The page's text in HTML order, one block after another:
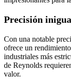
Precisión
Con una notable
ofrece un
industriales más
de Reynolds
valor.